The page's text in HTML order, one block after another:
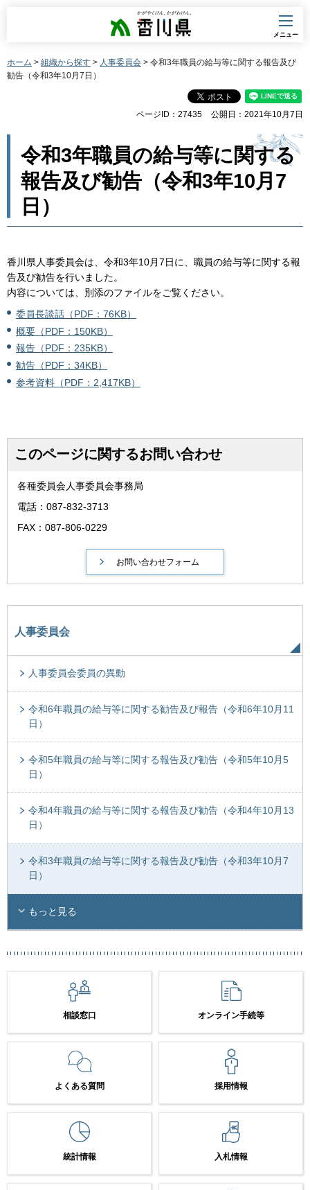
香川県
メニュー
ホーム > 組織から探す > 人事委員会 > 令和3年職員の給与等に関する報告及び
勧告（令和3年10月7日）
ページID：27435 公開日：2021年10月7日
令和3年職員の給与等に関する
報告及び勧告（令和3年10月7
日）
香川県人事委員会は、令和3年10月7日に、職員の給与等に関する報
告及び勧告を行いました。
内容については、別添のファイルをご覧ください。
委員長談話（PDF：76KB）
概要（PDF：150KB）
報告（PDF：235KB）
勧告（PDF：34KB）
参考資料（PDF：2,417KB）
このページに関するお問い合わせ
各種委員会人事委員会事務局
電話：087-832-3713
FAX：087-806-0229
人事委員会
人事委員会委員の異動
令和6年職員の給与等に関する勧告及び報告（令和6年10月11
日）
令和5年職員の給与等に関する報告及び勧告（令和5年10月5
日）
令和4年職員の給与等に関する報告及び勧告（令和4年10月13
日）
令和3年職員の給与等に関する報告及び勧告（令和3年10月7
日）
もっと見る
相談窓口 オンライン手続等
よくある質問 採用情報
統計情報 入札情報